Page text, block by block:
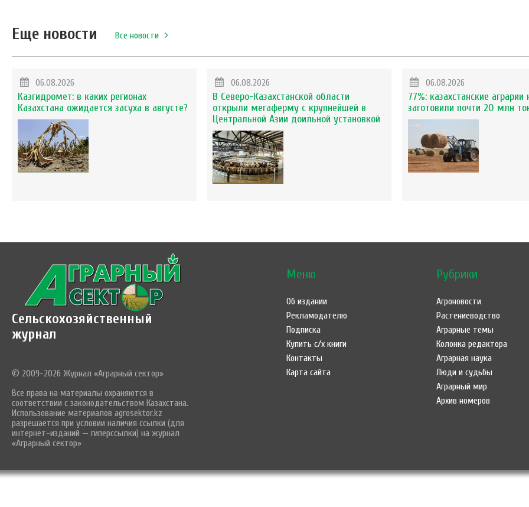
Еще новости Все новости
06.08.2026
Казгидромет: в каких регионах
Казахстана ожидается засуха в августе?
06.08.2026
В Северо-Казахстанской области
открыли мегаферму с крупнейшей в
Центральной Азии доильной установкой
06.08.2026
77%: казахстанские аграрии
заготовили почти 20 млн
Сельскохозяйственный
журнал
© 2009-2026 Журнал «Аграрный сектор»
Все права на материалы охраняются в
соответствии с законодательством Казахстана.
Использование материалов agrosektor.kz
разрешается при условии наличия ссылки (для
интернет-изданий — гиперссылки) на журнал
«Аграрный сектор»
Меню
Об издании
Рекламодателю
Подписка
Купить с/х книги
Контакты
Карта сайта
Рубрики
Агроновости
Растениеводство
Аграрные темы
Колонка редактора
Аграрная наука
Люди и судьбы
Аграрный мир
Архив номеров